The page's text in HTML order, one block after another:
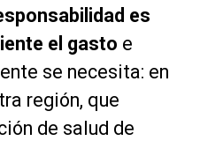
es
el gasto e
se necesita: en
región, que
de salud de